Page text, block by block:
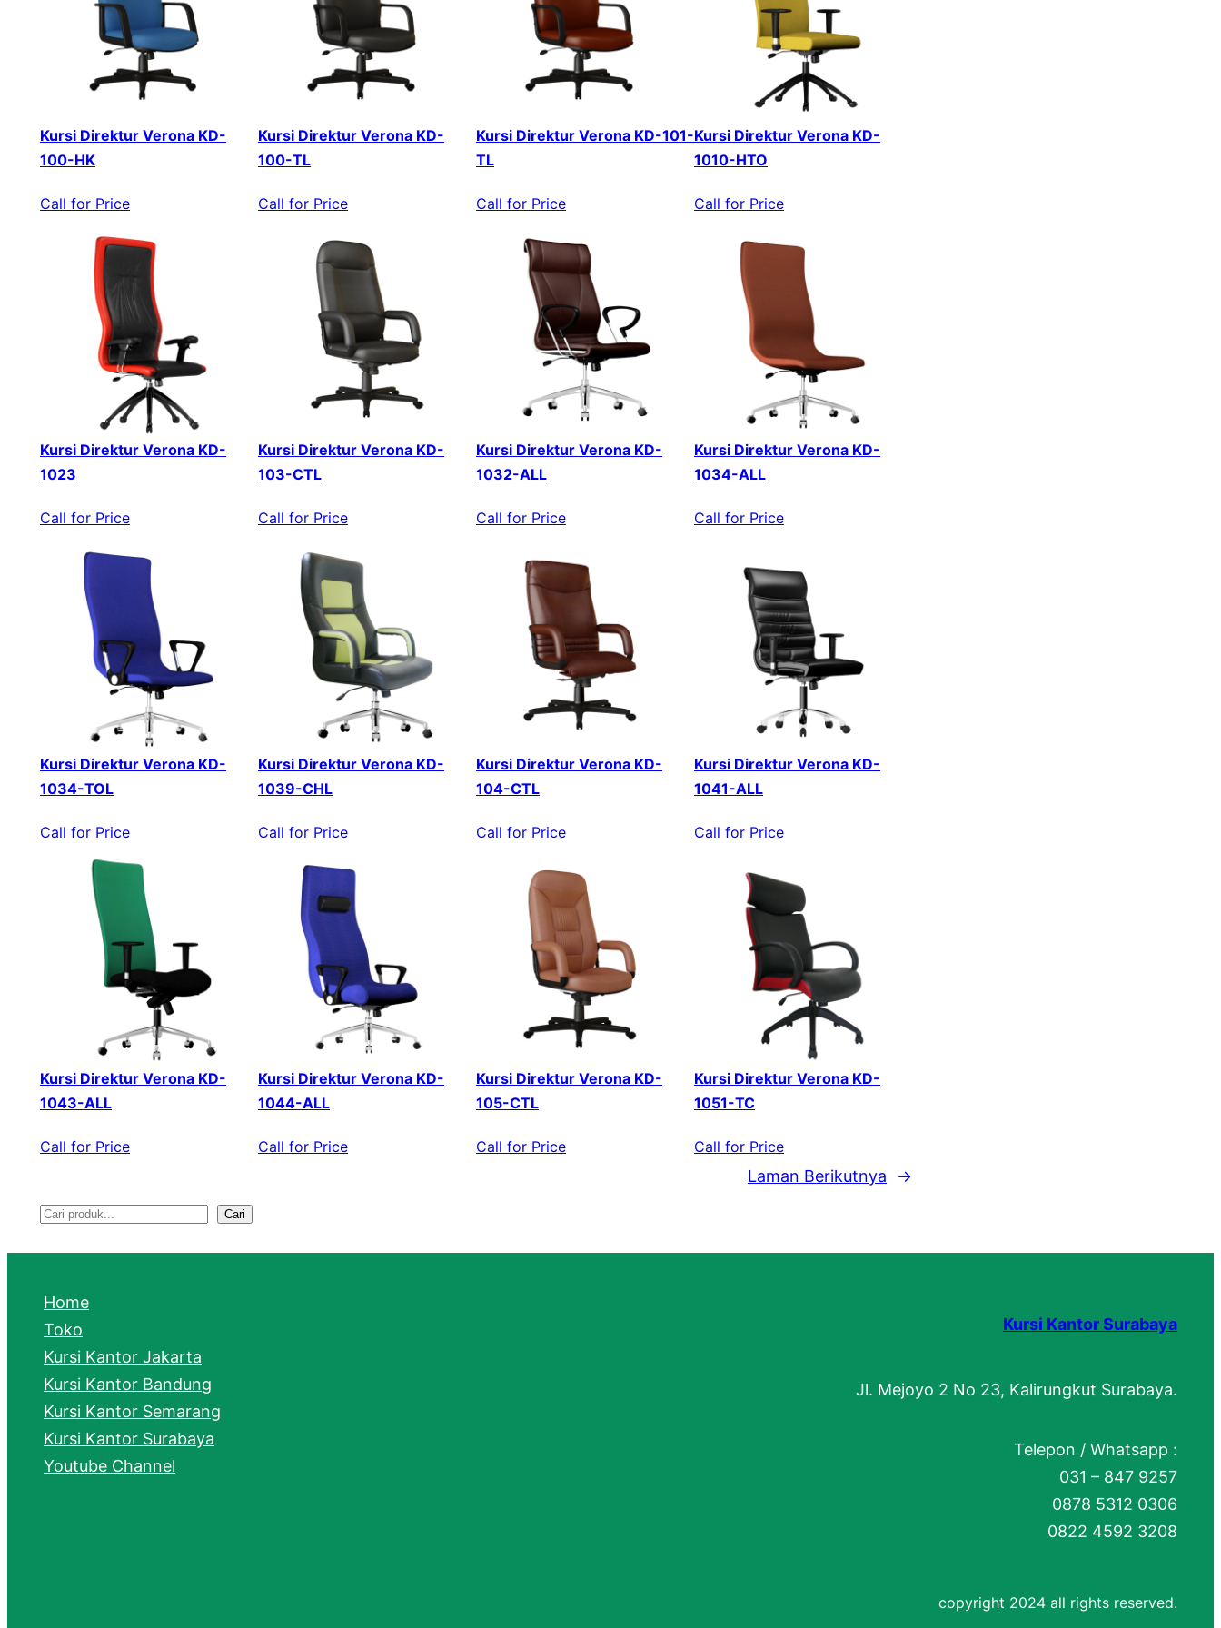
Kursi Direktur Verona KD-
100-HK
Call for Price
Kursi Direktur Verona KD-
100-TL
Call for Price
Kursi Direktur Verona KD-101-
TL
Call for Price
Kursi Direktur Verona KD-
1010-HTO
Call for Price
Kursi Direktur Verona KD-
1023
Call for Price
Kursi Direktur Verona KD-
103-CTL
Call for Price
Kursi Direktur Verona KD-
1032-ALL
Call for Price
Kursi Direktur Verona KD-
1034-ALL
Call for Price
Kursi Direktur Verona KD-
1034-TOL
Call for Price
Kursi Direktur Verona KD-
1039-CHL
Call for Price
Kursi Direktur Verona KD-
104-CTL
Call for Price
Kursi Direktur Verona KD-
1041-ALL
Call for Price
Kursi Direktur Verona KD-
1043-ALL
Call for Price
Kursi Direktur Verona KD-
1044-ALL
Call for Price
Kursi Direktur Verona KD-
105-CTL
Call for Price
Kursi Direktur Verona KD-
1051-TC
Call for Price
Laman Berikutnya →
S
e
a
r
c
h
Cari
Home
Toko
Kursi Kantor Jakarta
Kursi Kantor Bandung
Kursi Kantor Semarang
Kursi Kantor Surabaya
Youtube Channel
Kursi Kantor Surabaya
Jl. Mejoyo 2 No 23, Kalirungkut Surabaya.
Telepon / Whatsapp :
031 – 847 9257
0878 5312 0306
0822 4592 3208
copyright 2024 all rights reserved.